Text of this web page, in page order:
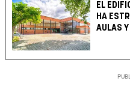
EL
HA
AULAS